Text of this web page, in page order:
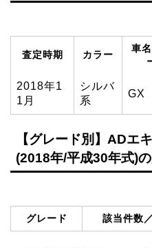
査定時期 カラー
車
2018年1
1月
シルバ
系
GX
【グレード別】ADエ
(2018年/平成30年式)
グレード 該当件数